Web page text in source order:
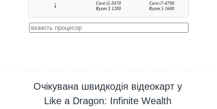
↓
Core i5-3470
Ryzen 3 1200
Core i7-4790
Ryzen 5 1600
Очікувана швидкодія відеокарт у
Like a Dragon: Infinite Wealth